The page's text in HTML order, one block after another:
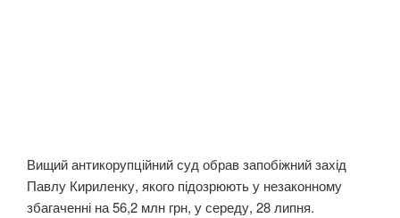
Вищий антикорупційний суд обрав запобіжний захід
Павлу Кириленку, якого підозрюють у незаконному
збагаченні на 56,2 млн грн, у середу, 28 липня.